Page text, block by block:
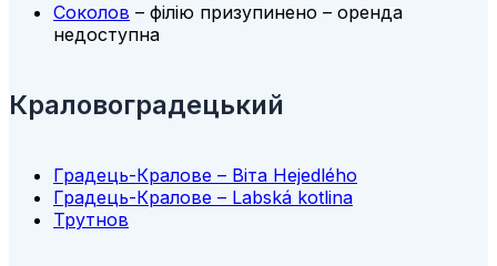
Соколов – філію призупинено – оренда
недоступна
Краловоградецький
Градець-Кралове – Віта Неjedlého
Градець-Кралове – Labská kotlina
Трутнов